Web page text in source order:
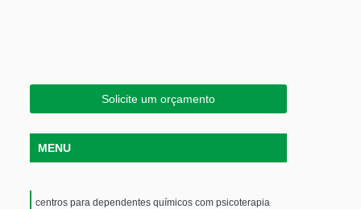
Solicite um orçamento
MENU
centros para dependentes químicos com psicoterapia